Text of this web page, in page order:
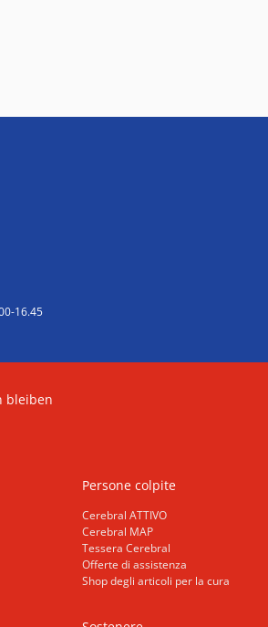
16.45
bleiben
Persone colpite
Cerebral ATTIVO
Cerebral MAP
Tessera Cerebral
Offerte di assistenza
Shop degli articoli per la cura